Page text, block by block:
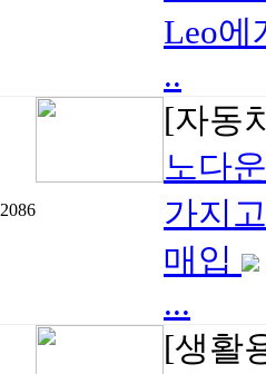
Leo
..
2086
[자동
노다
가지
매입
...
[생활